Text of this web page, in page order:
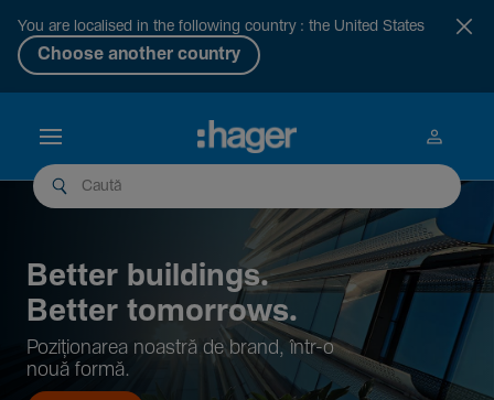
You are localised in the following country : the United States
Choose another country
Better buil­dings.
Better tomor­rows.
Pozi­țio­narea noastră de brand, într-o
nouă formă.